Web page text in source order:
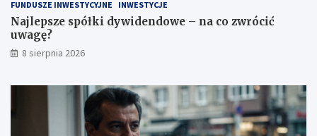
g
ę
?
FUNDUSZE INWESTYCYJNE INWESTYCJE
Najlepsze spółki dywidendowe – na co zwrócić
uwagę?
8 sierpnia 2026